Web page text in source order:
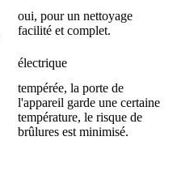
oui, pour un nettoyage
facilité et complet.
électrique
tempérée, la porte de
l'appareil garde une certaine
température, le risque de
brûlures est minimisé.